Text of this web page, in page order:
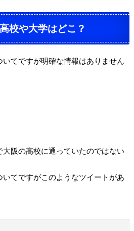
校や大学はどこ？
てですが明確な情報はありません
阪の高校に通っていたのではない
てですがこのようなツイートがあ